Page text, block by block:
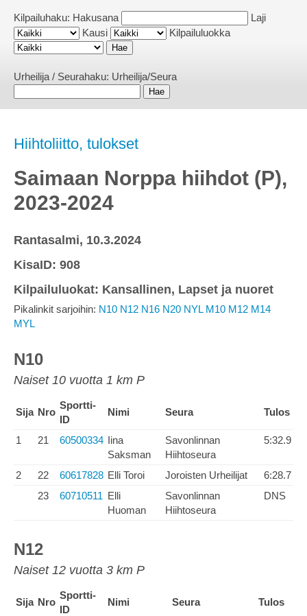
Kilpailuhaku: Hakusana
Laji
Kausi
Kilpailuluokka
Urheilija / Seurahaku: Urheilija/Seura
Hiihtoliitto, tulokset
Saimaan Norppa hiihdot (P),
2023-2024
Rantasalmi, 10.3.2024
KisaID: 908
Kilpailuluokat: Kansallinen, Lapset ja nuoret
Pikalinkit sarjoihin: N10 N12 N16 N20 NYL M10 M12 M14
MYL
N10
Naiset 10 vuotta 1 km P
Sija Nro
Sportti-
ID
Nimi Seura Tulos
1 21 60500334 Iina
Saksman
Savonlinnan
Hiihtoseura
5:32.9
2 22 60617828 Elli Toroi Joroisten Urheilijat
6:28.7
23
60710511 Elli
Huoman
Savonlinnan
Hiihtoseura
DNS
N12
Naiset 12 vuotta 3 km P
Sija Nro
Sportti-
ID
Nimi Seura Tulos